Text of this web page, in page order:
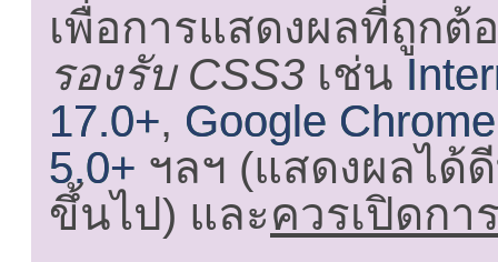
เพื่อการแสดงผลที่ถูกต้
รองรับ CSS3 เช่น
17.0+, Google
5.0+ ฯลฯ (แสดงผลได้
ขึ้นไป) และควรเปิดกา